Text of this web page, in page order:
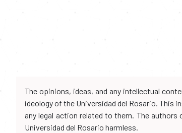
The opinions, ideas, and any intellectual
ideology of the Universidad del Rosario. This
any legal action related to them. The
Universidad del Rosario harmless.